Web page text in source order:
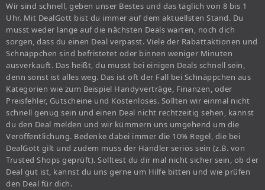
Wir sind schnell, geben unser Bestes und das täglich von 8 bis 1
Uhr. Mit DealGott bist du immer auf dem aktuellsten Stand. Du
musst weder lange auf die nächsten Deals warten, noch dich
sorgen, dass du einen Deal verpasst. Viele der Rabattaktionen und
Schnäppchen sind befristetet oder binnen weniger Minuten
ausverkauft. Das heißt, du musst bei einigen Deals schnell sein,
denn sonst ist alles weg. Das ist oft der Fall bei Schnäppchen aus
Kategorien wie zum Beispiel Handyverträge, Finanzen, oder
Preisfehler, Gutscheine und Kostenloses. Sollten wir einmal nicht
schnell genug sein und einen Deal nicht rechtzeitig sehen, kannst
du den Deal melden und wir kümmern uns umgehend um die
Veröffentlichung. Bedenke dabei immer die 10% Regel, die bei
DealGott gilt und zudem muss der Händler seriös sein (z.B. von
Trusted Shops geprüft). Solltest du dir mal nicht sicher sein, ob der
Deal gut ist, kannst du uns gerne um Hilfe bitten und wie prüfen
den Deal für dich.